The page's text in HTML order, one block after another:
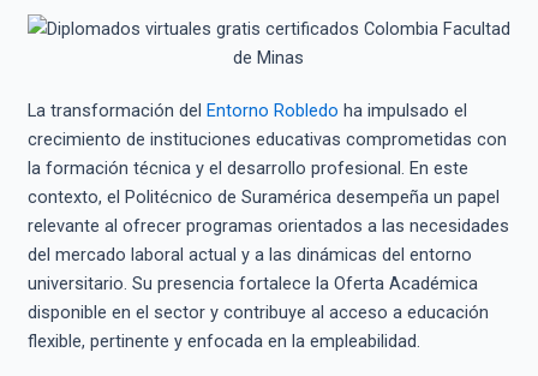
La transformación del Entorno Robledo ha impulsado el
crecimiento de instituciones educativas comprometidas con
la formación técnica y el desarrollo profesional. En este
contexto, el Politécnico de Suramérica desempeña un papel
relevante al ofrecer programas orientados a las necesidades
del mercado laboral actual y a las dinámicas del entorno
universitario. Su presencia fortalece la Oferta Académica
disponible en el sector y contribuye al acceso a educación
flexible, pertinente y enfocada en la empleabilidad.